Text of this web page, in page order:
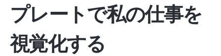
プレートで私の仕事を
視覚化する